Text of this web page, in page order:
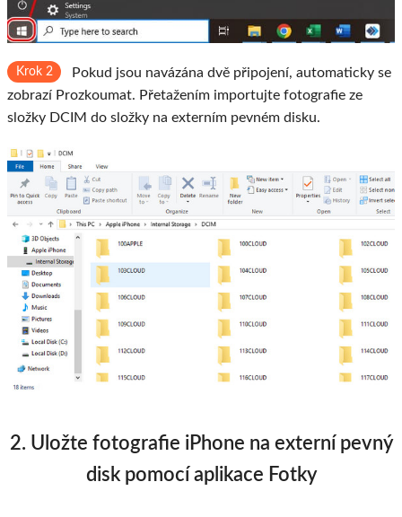
Krok 2
Pokud jsou navázána dvě připojení, automaticky se
zobrazí Prozkoumat. Přetažením importujte fotografie ze
složky DCIM do složky na externím pevném disku.
2. Uložte fotografie iPhone na externí pevný
disk pomocí aplikace Fotky